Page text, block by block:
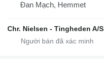
Đan Mạch, Hemmet
Chr. Nielsen - Tingheden A/S